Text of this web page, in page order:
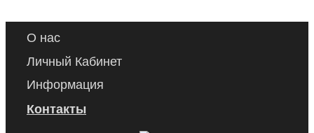
О нас
Личный Кабинет
Информация
Контакты